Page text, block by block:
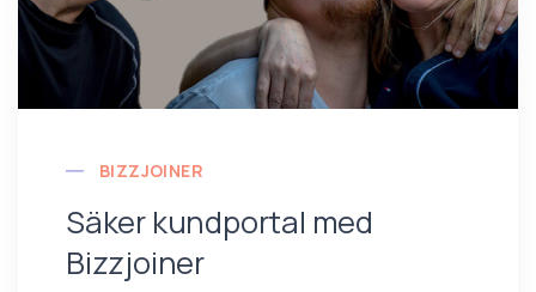
BIZZJOINER
Säker kundportal med
Bizzjoiner